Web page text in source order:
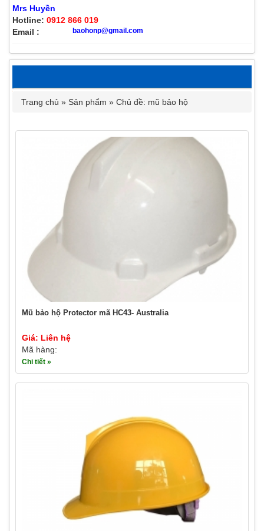
Mrs Huyền
Hotline: 0912 866 019
Email :
baohonp@gmail.com
Trang chủ » Sản phẩm » Chủ đề: mũ bảo hộ
Mũ bảo hộ Protector mã HC43- Australia
Giá: Liên hệ
Mã hàng:
Chi tiết »